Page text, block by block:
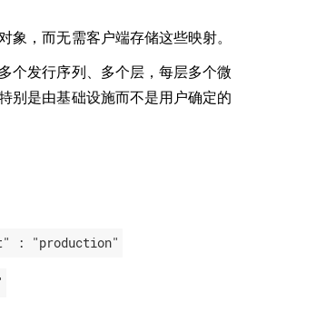
，而无需客户端存储这些映射。
个发行序列、多个层，每层多个微
别是由基础设施而不是用户确定的
: "production"